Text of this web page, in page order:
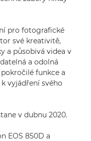
pro fotografické
své kreativitě,
a působivá videa v
a odolná
funkce a
vyjádření svého
v dubnu 2020.
EOS 850D a